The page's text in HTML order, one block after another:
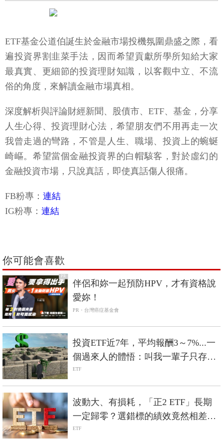
ETF基金公道伯誕生於金融市場投機氛圍鼎盛之際，看
遍投資界割韭菜手法，因而希望貢獻所學所知給大家
最真實、更細節的投資理財知識，以客觀中立、不流
俗的角度，來解讀金融市場真相。
深度解析與評論財經新聞、股債市、ETF、基金，分享
人生心得、投資理財心法，希望朋友們不用再走一次
我曾走過的彎路，不管是人生、職場、投資上的蜿蜒
崎嶇。希望當個金融投資界的白帽駭客，對於虛幻的
金融投資市場，只說真話，即使真話傷人很痛。
FB粉專： 連結
IG粉專： 連結
你可能會喜歡
PR
伴侶和妳一起預防HPV，才有資格說
愛妳！
PR・台灣癌症基金會
投資ETF近7年，平均報酬3～7%...一
個過來人的體悟：叫我一輩子只存台
積電，我還真的不敢
ETF
波動大、有損耗，「正2 ETF」長期
一定歸零？選錯標的績效竟然相差5
倍？
ETF